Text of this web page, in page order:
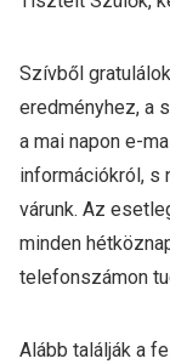
Szívből
eredményhez, a
a mai napon e-
információkról, s
várunk. Az
minden
telefonszámon
Alább találják a